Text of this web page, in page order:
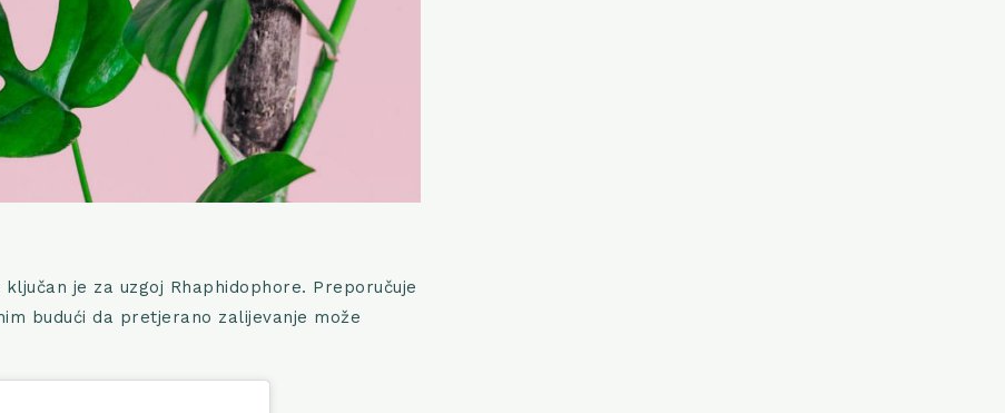
je za uzgoj Rhaphidophore. Preporučuje
budući da pretjerano zalijevanje može